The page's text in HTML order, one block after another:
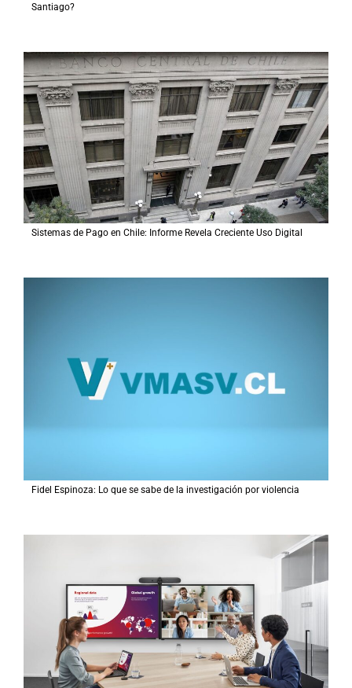
Santiago?
Sistemas de Pago en Chile: Informe Revela Creciente Uso Digital
Fidel Espinoza: Lo que se sabe de la investigación por violencia